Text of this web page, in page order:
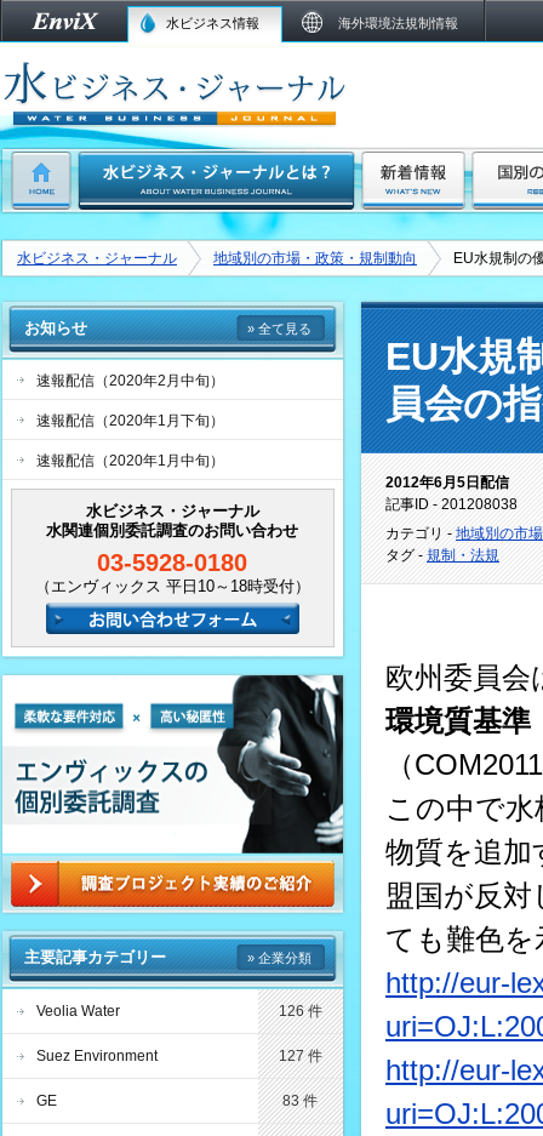
水ビジネス情報 海外環境法規制情報
水ビジネス・ジャーナル 地域別の市場・政策・規制動向 EU水規制の
EU水規
員会の
2012年6月5日配信
記事ID - 201208038
カテゴリ - 地域別の市
タグ - 規制・法規
欧州委員会
環境質基準
（
この中で
物質を追
盟国が反
ても難色
http://eur-
http://eur-
お知らせ » 全て見る
速報配信（2020年2月中旬）
速報配信（2020年1月下旬）
速報配信（2020年1月中旬）
水ビジネス・ジャーナル
水関連個別委託調査のお問い合わせ
03-5928-0180
（エンヴィックス 平日10～18時受付）
主要記事カテゴリー » 企業分類
Veolia Water 126 件
Suez Environment 127 件
GE 83 件